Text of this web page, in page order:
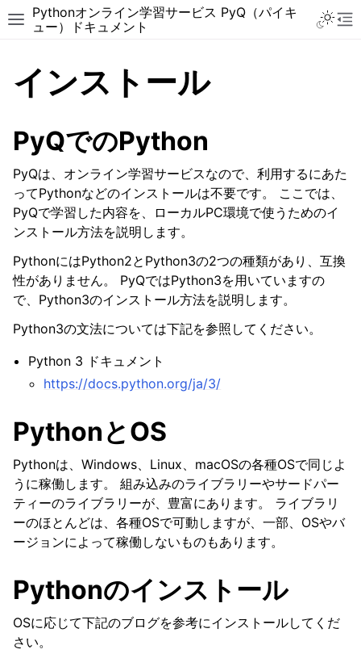
Pythonオンライン学習サービス PyQ（パイキ
ュー）ドキュメント
インストール
PyQでのPython
PyQは、オンライン学習サービスなので、利用するにあた
ってPythonなどのインストールは不要です。 ここでは、
PyQで学習した内容を、ローカルPC環境で使うためのイ
ンストール方法を説明します。
PythonにはPython2とPython3の2つの種類があり、互換
性がありません。 PyQではPython3を用いていますの
で、Python3のインストール方法を説明します。
Python3の文法については下記を参照してください。
Python 3 ドキュメント
https://docs.python.org/ja/3/
PythonとOS
Pythonは、Windows、Linux、macOSの各種OSで同じよ
うに稼働します。 組み込みのライブラリーやサードパー
ティーのライブラリーが、豊富にあります。 ライブラリ
ーのほとんどは、各種OSで可動しますが、一部、OSやバ
ージョンによって稼働しないものもあります。
Pythonのインストール
OSに応じて下記のブログを参考にインストールしてくだ
さい。